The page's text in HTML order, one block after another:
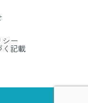
シー
く記載